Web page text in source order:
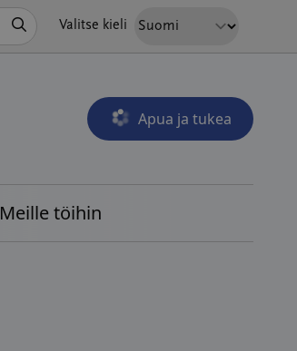
Valitse kieli
Apua ja tukea
Avautuu uudessa
Meille töihin